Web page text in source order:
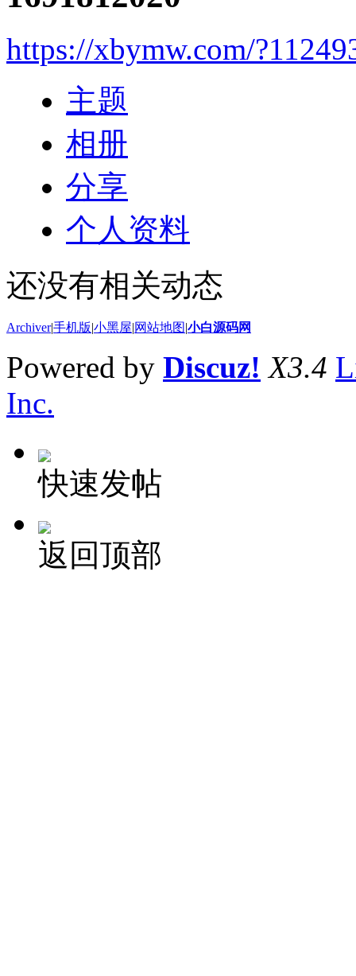
https://xbymw.com/
主题
相册
分享
个人资料
还没有相关动态
Archiver|手机版|小黑屋|网站地图|小白源码网
Powered by Discuz! X3.4
Inc.
快速发帖
返回顶部